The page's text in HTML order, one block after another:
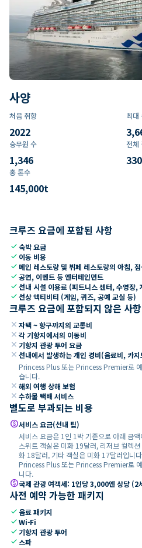
사양
처음 취항
2022
최대
승무원 수
1,346
전체
330
총 톤수
145,000t
크루즈 요금에 포함된 사항
check숙박 요금
check 이동 비용
check 메인 레스토랑 및 뷔페 레스토랑의 아침,
check공연, 이벤트 등 엔터테인먼트
check선내 시설 이용료 (피트니스 센터, 수영장,
check선상 액티비티 (게임, 퀴즈, 공예 교실 등)
크루즈 요금에 포함되지 않은 사항
close 자택 ~ 항구까지의 교통비
close 각 기항지에서의 이동비
close 기항지 관광 투어 요금
close 선내에서 발생하는 개인 경비(음료비, 카
Princess Plus 또는 Princess Premier로
습니다.
close 해외 여행 상해 보험
close 수하물 택배 서비스
별도로 부과되는 비용
paid서비스 요금(선내 팁)
서비스 요금은 1인 1박 기준으로 아래 금
스위트 객실은 미화 19달러, 리저브 컬렉
화 18달러, 기타 객실은 미화 17달러입니
Princess Plus 또는 Princess Premier로
니다.
paid국제 관광 여객세: 1인당 3,000엔 상당
사전 예약 가능한 패키지
check 음료 패키지
checkWi-Fi
check 기항지 관광 투어
check 스파